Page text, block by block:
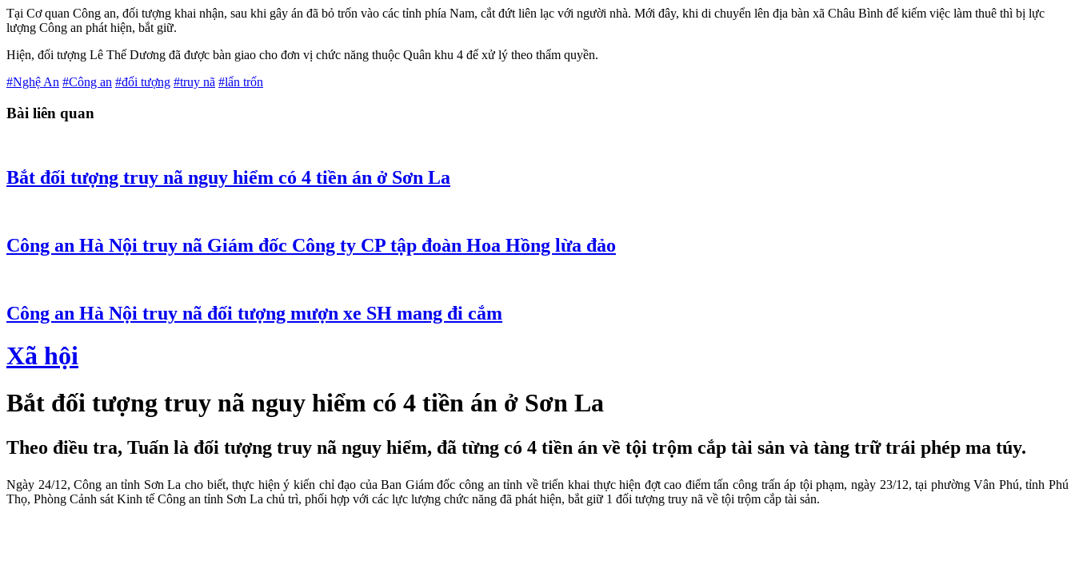
Tại Cơ quan Công an, đối tượng khai nhận, sau khi gây án đã bỏ trốn vào các tỉnh phía Nam, cắt đứt liên lạc với người nhà. Mới đây, khi di chuyển lên địa bàn xã Châu Bình để kiếm việc làm thuê thì bị lực
lượng Công an phát hiện, bắt giữ.
Hiện, đối tượng Lê Thế Dương đã được bàn giao cho đơn vị chức năng thuộc Quân khu 4 để xử lý theo thẩm quyền.
#Nghệ An #Công an #đối tượng #truy nã #lẩn trốn
Bài liên quan
Bắt đối tượng truy nã nguy hiểm có 4 tiền án ở Sơn La
Công an Hà Nội truy nã Giám đốc Công ty CP tập đoàn Hoa Hồng lừa đảo
Công an Hà Nội truy nã đối tượng mượn xe SH mang đi cắm
Xã hội
Bắt đối tượng truy nã nguy hiểm có 4 tiền án ở Sơn La
Theo điều tra, Tuấn là đối tượng truy nã nguy hiểm, đã từng có 4 tiền án về tội trộm cắp tài sản và tàng trữ trái phép ma túy.
Ngày 24/12, Công an tỉnh Sơn La cho biết, thực hiện ý kiến chỉ đạo của Ban Giám đốc công an tỉnh về triển khai thực hiện đợt cao điểm tấn công trấn áp tội phạm, ngày 23/12, tại phường Vân Phú, tỉnh Phú
Thọ, Phòng Cảnh sát Kinh tế Công an tỉnh Sơn La chủ trì, phối hợp với các lực lượng chức năng đã phát hiện, bắt giữ 1 đối tượng truy nã về tội trộm cắp tài sản.